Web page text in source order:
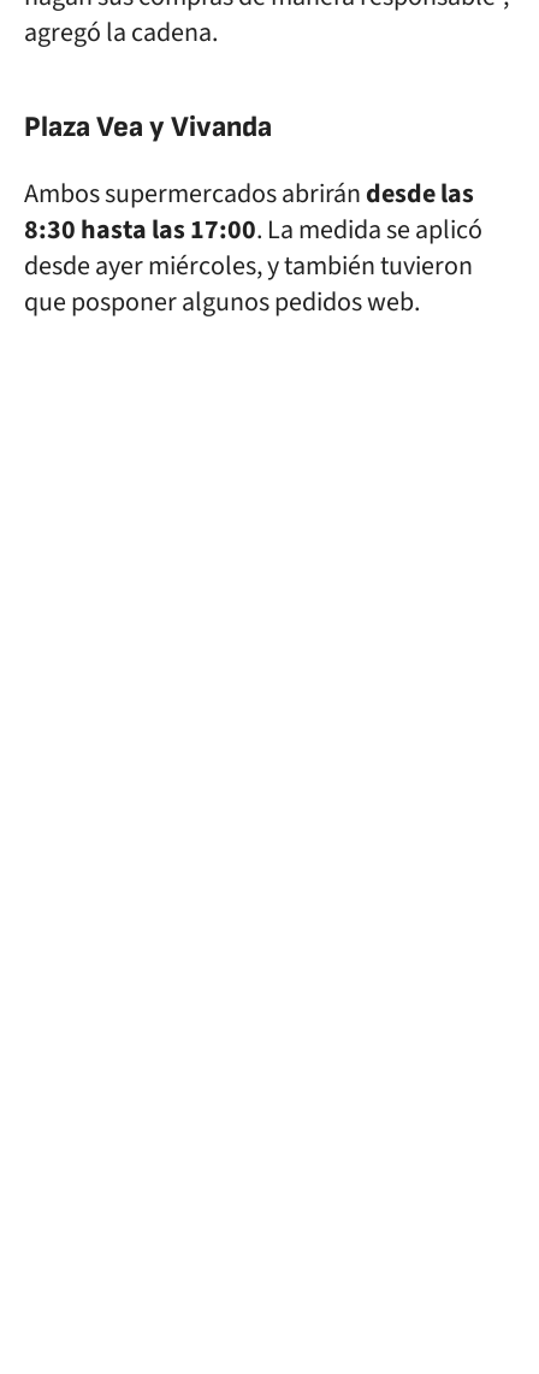
agregó la cadena.
Plaza Vea y Vivanda
Ambos supermercados abrirándesde las
8:30 hasta las 17:00. La medida se aplicó
desde ayer miércoles, y también tuvieron
que posponer algunos pedidos web.